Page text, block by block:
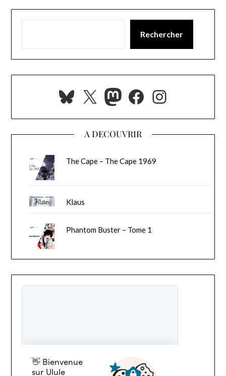
Rechercher
Bluesky
X Mastodon
Facebook
A DECOUVRIR
The Cape – The Cape 1969
Klaus
Phantom Buster – Tome 1